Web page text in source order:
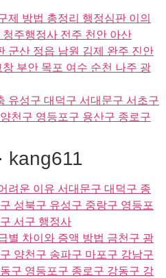
제 방법 총정리 행정심판 이의
주행정사 전주 천안 아산
군산 정읍 남원 김제 완주 진안
부안 목포 여수 순천 나주 광
유성구 대덕구 서대문구 서초구
천구 영등포구 용산구 종로구
kang611
려운 이유 서대문구 대덕구 종
성북구 유성구 중랑구 영등포
서구 행정사
별 차이와 증액 방법 금천구 광
양천구 송파구 마포구 강남구
구 영등포구 종로구 강동구 강